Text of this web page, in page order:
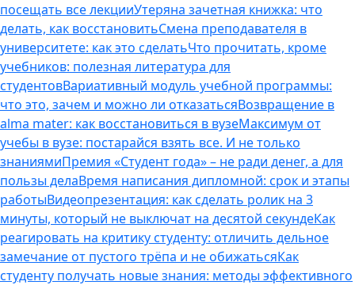
посещать все лекцииУтеряна зачетная книжка: что
делать, как восстановитьСмена преподавателя в
университете: как это сделатьЧто прочитать, кроме
учебников: полезная литература для
студентовВариативный модуль учебной программы:
что это, зачем и можно ли отказатьсяВозвращение в
alma mater: как восстановиться в вузеМаксимум от
учебы в вузе: постарайся взять все. И не только
знаниямиПремия «Студент года» – не ради денег, а для
пользы делаВремя написания дипломной: срок и этапы
работыВидеопрезентация: как сделать ролик на 3
минуты, который не выключат на десятой секундеКак
реагировать на критику студенту: отличить дельное
замечание от пустого трёпа и не обижатьсяКак
студенту получать новые знания: методы эффективного